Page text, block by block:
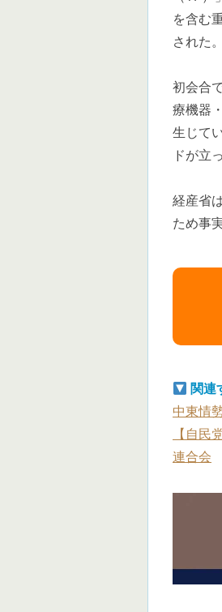
を含む
された。
初会合
療機器
生じて
ドが立
経産省
ため事
関連
中東情
【自民
連合会